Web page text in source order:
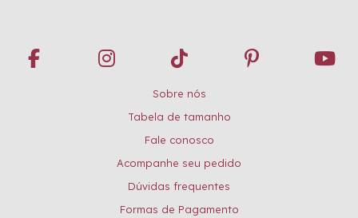
Sobre nós
Tabela de tamanho
Fale conosco
Acompanhe seu pedido
Dúvidas frequentes
Formas de Pagamento